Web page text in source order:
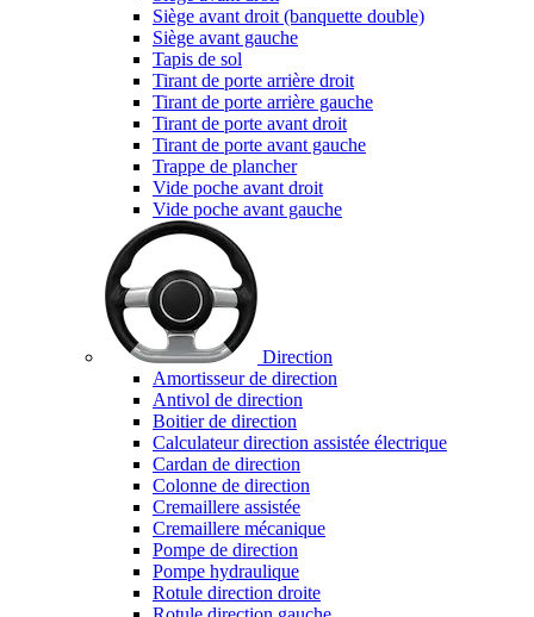
Siège avant droit (banquette double)
Siège avant gauche
Tapis de sol
Tirant de porte arrière droit
Tirant de porte arrière gauche
Tirant de porte avant droit
Tirant de porte avant gauche
Trappe de plancher
Vide poche avant droit
Vide poche avant gauche
Direction
Amortisseur de direction
Antivol de direction
Boitier de direction
Calculateur direction assistée électrique
Cardan de direction
Colonne de direction
Cremaillere assistée
Cremaillere mécanique
Pompe de direction
Pompe hydraulique
Rotule direction droite